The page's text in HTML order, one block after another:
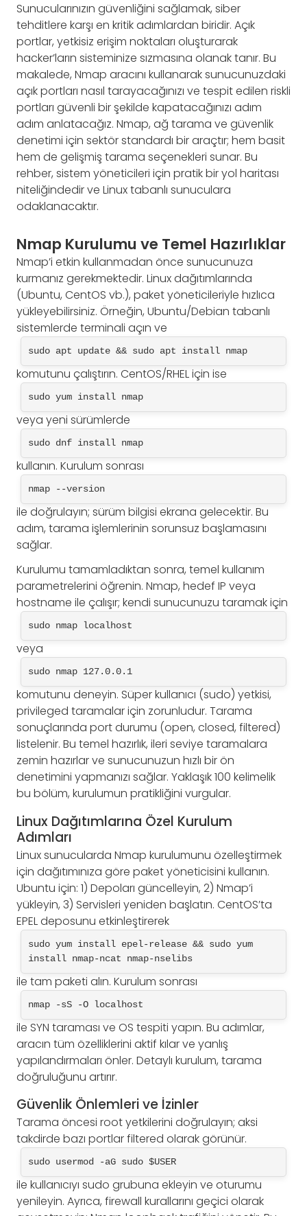
Sunucularınızın güvenliğini sağlamak, siber
tehditlere karşı en kritik adımlardan biridir. Açık
portlar, yetkisiz erişim noktaları oluşturarak
hacker’ların sisteminize sızmasına olanak tanır. Bu
makalede, Nmap aracını kullanarak sunucunuzdaki
açık portları nasıl tarayacağınızı ve tespit edilen riskli
portları güvenli bir şekilde kapatacağınızı adım
adım anlatacağız. Nmap, ağ tarama ve güvenlik
denetimi için sektör standardı bir araçtır; hem basit
hem de gelişmiş tarama seçenekleri sunar. Bu
rehber, sistem yöneticileri için pratik bir yol haritası
niteliğindedir ve Linux tabanlı sunuculara
odaklanacaktır.
Nmap Kurulumu ve Temel Hazırlıklar
Nmap’i etkin kullanmadan önce sunucunuza
kurmanız gerekmektedir. Linux dağıtımlarında
(Ubuntu, CentOS vb.), paket yöneticileriyle hızlıca
yükleyebilirsiniz. Örneğin, Ubuntu/Debian tabanlı
sistemlerde terminali açın ve
sudo apt update && sudo apt install nmap
komutunu çalıştırın. CentOS/RHEL için ise
sudo yum install nmap
veya yeni sürümlerde
sudo dnf install nmap
kullanın. Kurulum sonrası
nmap --version
ile doğrulayın; sürüm bilgisi ekrana gelecektir. Bu
adım, tarama işlemlerinin sorunsuz başlamasını
sağlar.
Kurulumu tamamladıktan sonra, temel kullanım
parametrelerini öğrenin. Nmap, hedef IP veya
hostname ile çalışır; kendi sunucunuzu taramak için
sudo nmap localhost
veya
sudo nmap 127.0.0.1
komutunu deneyin. Süper kullanıcı (sudo) yetkisi,
privileged taramalar için zorunludur. Tarama
sonuçlarında port durumu (open, closed, filtered)
listelenir. Bu temel hazırlık, ileri seviye taramalara
zemin hazırlar ve sunucunuzun hızlı bir ön
denetimini yapmanızı sağlar. Yaklaşık 100 kelimelik
bu bölüm, kurulumun pratikliğini vurgular.
Linux Dağıtımlarına Özel Kurulum
Adımları
Linux sunucularda Nmap kurulumunu özelleştirmek
için dağıtımınıza göre paket yöneticisini kullanın.
Ubuntu için: 1) Depoları güncelleyin, 2) Nmap’i
yükleyin, 3) Servisleri yeniden başlatın. CentOS’ta
EPEL deposunu etkinleştirerek
sudo yum install epel-release && sudo yum
install nmap-ncat nmap-nselibs
ile tam paketi alın. Kurulum sonrası
nmap -sS -O localhost
ile SYN taraması ve OS tespiti yapın. Bu adımlar,
aracın tüm özelliklerini aktif kılar ve yanlış
yapılandırmaları önler. Detaylı kurulum, tarama
doğruluğunu artırır.
Güvenlik Önlemleri ve İzinler
Tarama öncesi root yetkilerini doğrulayın; aksi
takdirde bazı portlar filtered olarak görünür.
sudo usermod -aG sudo $USER
ile kullanıcıyı sudo grubuna ekleyin ve oturumu
yenileyin. Ayrıca, firewall kurallarını geçici olarak